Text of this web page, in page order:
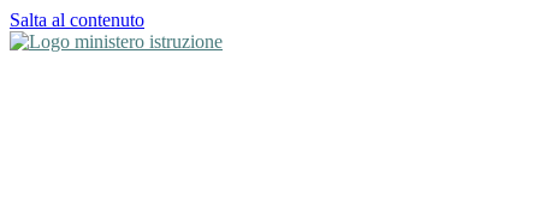
Salta al contenuto